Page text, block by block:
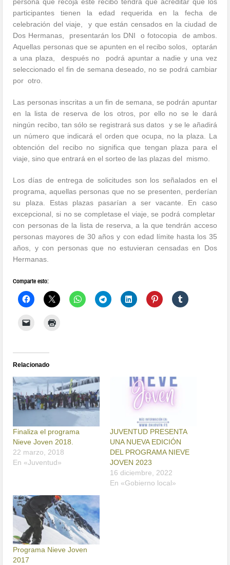
persona que recoja este recibo tendrá que acreditar que los
participantes tienen la edad requerida en la fecha de
celebración del viaje, y que están censados en la ciudad de
Dos Hermanas, presentarán los DNI o fotocopia de ambos.
Aquellas personas que se apunten en el recibo solos, optarán
a una plaza, después no podrá apuntar a nadie y una vez
seleccionado el fin de semana deseado, no se podrá cambiar
por otro.
Las personas inscritas a un fin de semana, se podrán apuntar
en la lista de reserva de los otros, por ello no se le dará
ningún recibo, tan sólo se registrará sus datos y se le añadirá
un número que indicará el orden que ocupa, no la plaza. La
obtención del recibo no significa que tengan plaza para el
viaje, sino que entrará en el sorteo de las plazas del mismo.
Los días de entrega de solicitudes son los señalados en el
programa, aquellas personas que no se presenten, perderían
su plaza. Estas plazas pasarían a ser vacante. En caso
excepcional, si no se completase el viaje, se podrá completar
con personas de la lista de reserva, a la que tendrán acceso
personas mayores de 30 años y con edad límite hasta los 35
años, y con personas que no estuvieran censadas en Dos
Hermanas.
Comparte esto:
Relacionado
Finaliza el programa
Nieve Joven 2018.
22 marzo, 2018
En «Juventud»
JUVENTUD PRESENTA
UNA NUEVA EDICIÓN
DEL PROGRAMA NIEVE
JOVEN 2023
16 diciembre, 2022
En «Gobierno local»
Programa Nieve Joven
2017